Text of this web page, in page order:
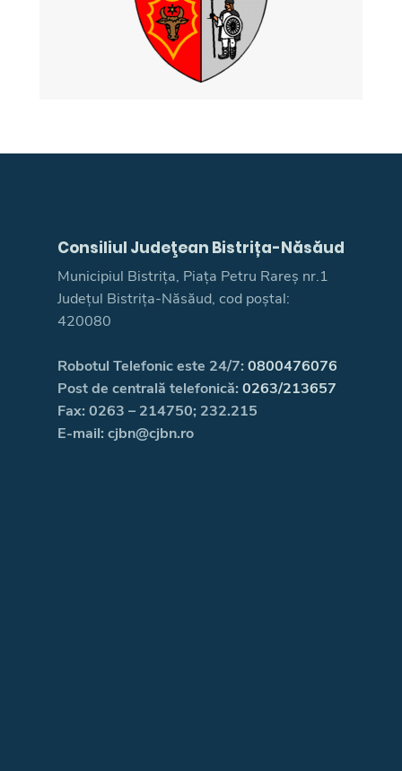
Consiliul Judeţean Bistrița-Năsăud
Municipiul Bistrița, Piața Petru Rareș nr.1
Județul Bistrița-Năsăud, cod poștal:
420080
Robotul Telefonic este 24/7: 0800476076
Post de centrală telefonică: 0263/213657
Fax: 0263 – 214750; 232.215
E-mail: cjbn@cjbn.ro